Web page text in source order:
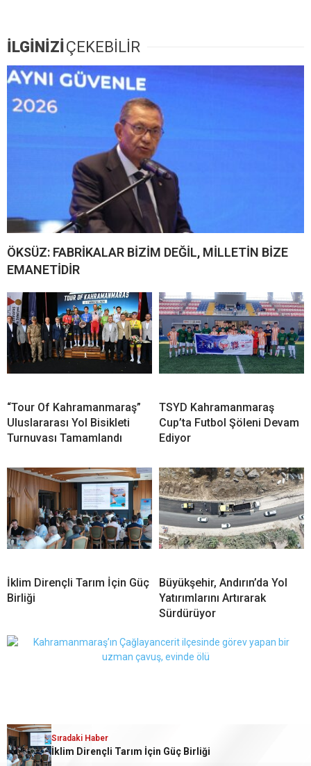
Sıradaki Haber
İLGİNİZİÇEKEBİLİR
ÖKSÜZ: FABRİKALAR BİZİM DEĞİL, MİLLETİN BİZE
EMANETİDİR
“Tour Of Kahramanmaraş”
Uluslararası Yol Bisikleti
Turnuvası Tamamlandı
TSYD Kahramanmaraş
Cup’ta Futbol Şöleni Devam
Ediyor
İklim Dirençli Tarım İçin Güç
Birliği
Büyükşehir, Andırın’da Yol
Yatırımlarını Artırarak
Sürdürüyor
Çağlayancerit’te Uzman Çavuş Evinde Ölü Bulundu
Sıradaki Haber
İklim Dirençli Tarım İçin Güç Birliği